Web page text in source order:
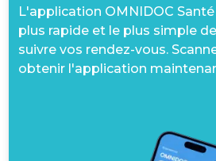
L'application OMNIDOC
plus rapide et le plus simple
suivre vos rendez-vous.
obtenir l'application